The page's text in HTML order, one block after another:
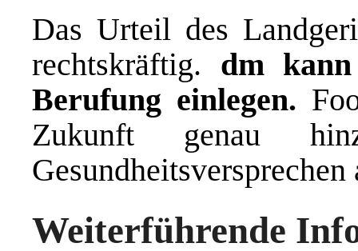
Das Urteil des
rechtskräftig. dm
Berufung einlegen.
Zukunft genau
Weiterführende